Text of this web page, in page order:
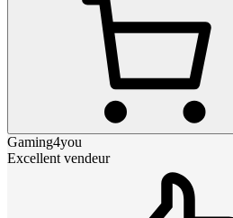
Gaming4you
Excellent vendeur